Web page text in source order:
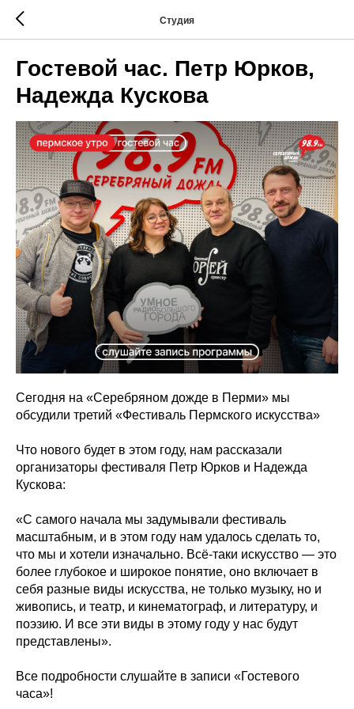
Студия
Гостевой час. Петр Юрков,
Надежда Кускова
Сегодня на «Серебряном дожде в Перми» мы
обсудили третий «Фестиваль Пермского искусства»
Что нового будет в этом году, нам рассказали
организаторы фестиваля Петр Юрков и Надежда
Кускова:
«С самого начала мы задумывали фестиваль
масштабным, и в этом году нам удалось сделать то,
что мы и хотели изначально. Всё-таки искусство — это
более глубокое и широкое понятие, оно включает в
себя разные виды искусства, не только музыку, но и
живопись, и театр, и кинематограф, и литературу, и
поэзию. И все эти виды в этому году у нас будут
представлены».
Все подробности слушайте в записи «Гостевого
часа»!